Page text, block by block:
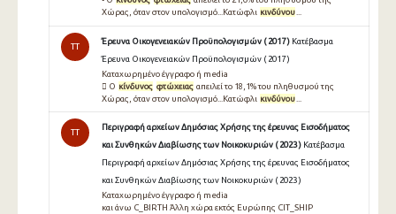
Χώρας, όταν στον υπολογισµό...Κατώφλι κινδύνου...
TT
Έρευνα Οικογενειακών Προϋπολογισμών ( 2017 ) Κατέβασμα
Έρευνα Οικογενειακών Προϋπολογισμών ( 2017 )
Καταχωρημένο έγγραφο ή media
 O κίνδυνος φτώχειας απειλεί το 18,1% του πληθυσμού της
Χώρας, όταν στον υπολογισμό...Κατώφλι κινδύνου
TT
Περιγραφή αρχείων Δημόσιας Χρήσης της έρευνας Εισοδήματος
και Συνθηκών Διαβίωσης των Νοικοκυριών ( 2023 ) Κατέβασμα
Περιγραφή αρχείων Δημόσιας Χρήσης της έρευνας Εισοδήματος
και Συνθηκών Διαβίωσης των Νοικοκυριών ( 2023 )
Καταχωρημένο έγγραφο ή media
και άνω C_BIRTH Άλλη χώρα εκτός Ευρώπης CIT_SHIP